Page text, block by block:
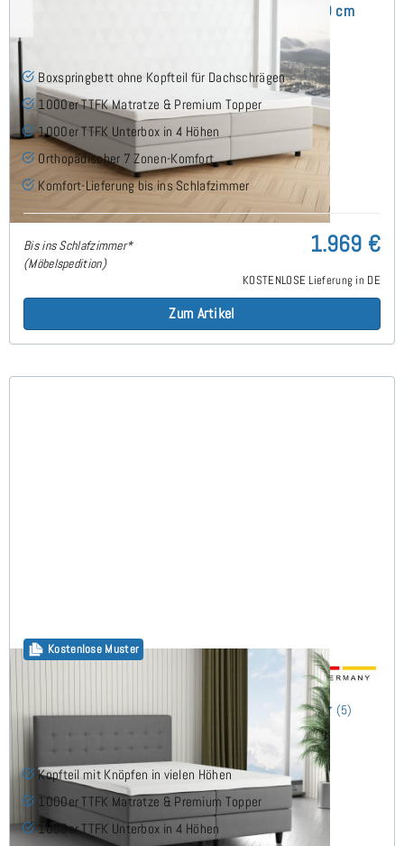
Flavius Boxspringbett ohne Kopfteil 160x200 cm
Boxspringbett ohne Kopfteil für Dachschrägen
1000er TTFK Matratze & Premium Topper
1000er TTFK Unterbox in 4 Höhen
Orthopädischer 7 Zonen-Komfort
Komfort-Lieferung bis ins Schlafzimmer
Bis ins Schlafzimmer*
(Möbelspedition)
1.969 €
KOSTENLOSE Lieferung in DE
Zum Artikel
Kostenlose Muster
Salo Boxspringbett 160x200 cm (5)
Kopfteil mit Knöpfen in vielen Höhen
1000er TTFK Matratze & Premium Topper
1000er TTFK Unterbox in 4 Höhen